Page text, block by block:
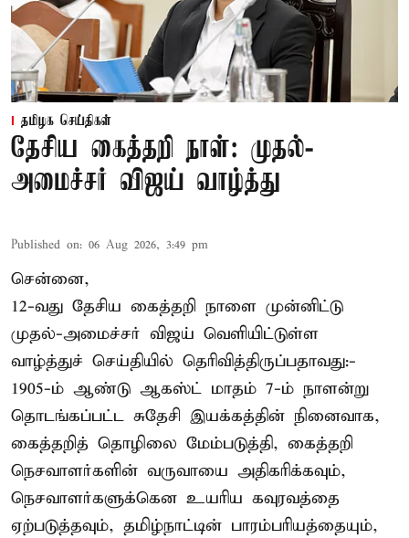
தமிழக செய்திகள்
தேசிய கைத்தறி நாள்: முதல்-
அமைச்சர் விஜய் வாழ்த்து
Published on: 06 Aug 2026, 3:49 pm
சென்னை,
12-வது தேசிய கைத்தறி நாளை முன்னிட்டு
முதல்-அமைச்சர் விஜய் வெளியிட்டுள்ள
வாழ்த்துச் செய்தியில் தெரிவித்திருப்பதாவது:-
1905-ம் ஆண்டு ஆகஸ்ட் மாதம் 7-ம் நாளன்று
தொடங்கப்பட்ட சுதேசி இயக்கத்தின் நினைவாக,
கைத்தறித் தொழிலை மேம்படுத்தி, கைத்தறி
நெசவாளர்களின் வருவாயை அதிகரிக்கவும்,
நெசவாளர்களுக்கென உயரிய கவுரவத்தை
ஏற்படுத்தவும், தமிழ்நாட்டின் பாரம்பரியத்தையும்,